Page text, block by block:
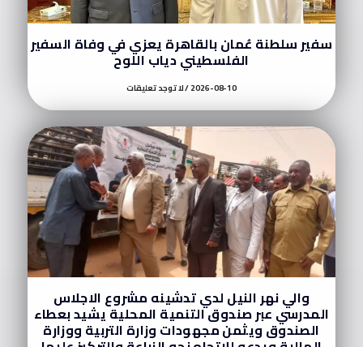
سفير سلطنة عُمان بالقاهرة يعزي في وفاة السفير
الفلسطيني دياب اللوح
2026-08-10 لا توجد تعليقات
والي نهر النيل لدي تدشينه مشروع الاجلاس
المدرسي عبر صندوق التنمية المحلية يشيد بعطاء
الصندوق ويثمن مجهودات وزارة التربية ووزارة